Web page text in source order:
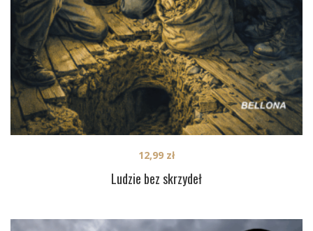
Ludzie bez skrzydeł
12,99 zł